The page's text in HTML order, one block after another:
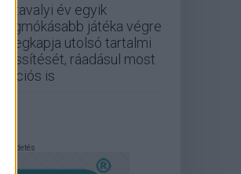
A tavalyi év egyik
legmókásabb játéka végre
megkapja utolsó tartalmi
frissítését, ráadásul most
akciós is
Hirdetés